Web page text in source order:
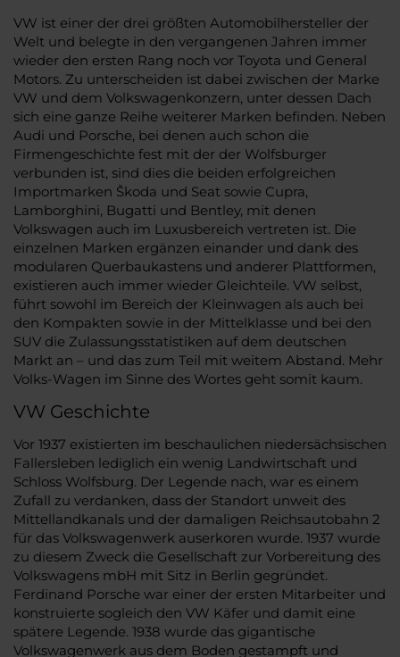
VW ist einer der drei größten Automobilhersteller der
Welt und belegte in den vergangenen Jahren immer
wieder den ersten Rang noch vor Toyota und General
Motors. Zu unterscheiden ist dabei zwischen der Marke
VW und dem Volkswagenkonzern, unter dessen Dach
sich eine ganze Reihe weiterer Marken befinden. Neben
Audi und Porsche, bei denen auch schon die
Firmengeschichte fest mit der der Wolfsburger
verbunden ist, sind dies die beiden erfolgreichen
Importmarken Škoda und Seat sowie Cupra,
Lamborghini, Bugatti und Bentley, mit denen
Volkswagen auch im Luxusbereich vertreten ist. Die
einzelnen Marken ergänzen einander und dank des
modularen Querbaukastens und anderer Plattformen,
existieren auch immer wieder Gleichteile. VW selbst,
führt sowohl im Bereich der Kleinwagen als auch bei
den Kompakten sowie in der Mittelklasse und bei den
SUV die Zulassungsstatistiken auf dem deutschen
Markt an – und das zum Teil mit weitem Abstand. Mehr
Volks-Wagen im Sinne des Wortes geht somit kaum.
VW Geschichte
Vor 1937 existierten im beschaulichen niedersächsischen
Fallersleben lediglich ein wenig Landwirtschaft und
Schloss Wolfsburg. Der Legende nach, war es einem
Zufall zu verdanken, dass der Standort unweit des
Mittellandkanals und der damaligen Reichsautobahn 2
für das Volkswagenwerk auserkoren wurde. 1937 wurde
zu diesem Zweck die Gesellschaft zur Vorbereitung des
Volkswagens mbH mit Sitz in Berlin gegründet.
Ferdinand Porsche war einer der ersten Mitarbeiter und
konstruierte sogleich den VW Käfer und damit eine
spätere Legende. 1938 wurde das gigantische
Volkswagenwerk aus dem Boden gestampft und